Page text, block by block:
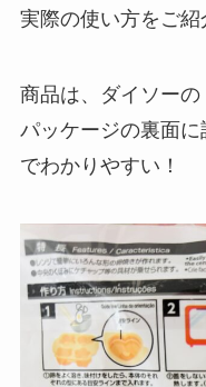
実際の使い方をご紹
商品は、ダイソーの
パッケージの裏面
でわかりやすい！